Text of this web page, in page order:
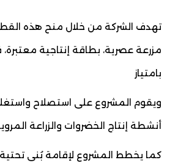
تهدف الشركة من خلال منح هذه
مزرعة عصرية، بطاقة إنتاجية
بامتياز
أنشطة إنتاج الخضروات والزراعة
كما يخطط المشروع لإقامة بُنى